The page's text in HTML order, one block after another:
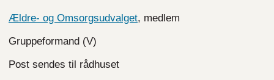
Ældre- og Omsorgsudvalget, medlem
Gruppeformand (V)
Post sendes til rådhuset